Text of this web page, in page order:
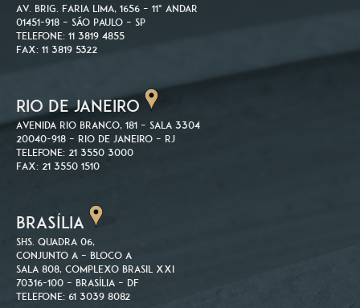
Av. Brig. Faria Lima, 1656 – 11º andar
01451-918 – São Paulo – SP
Telefone: 11 3819 4855
Fax: 11 3819 5322
RIO DE JANEIRO
Avenida Rio Branco, 181 – Sala 3304
20040-918 – Rio de Janeiro – RJ
Telefone: 21 3550 3000
Fax: 21 3550 1510
BRASÍLIA
SHS. Quadra 06,
Conjunto A – Bloco A
Sala 808, Complexo Brasil XXI
70316-100 – Brasília – DF
Telefone: 61 3039 8082